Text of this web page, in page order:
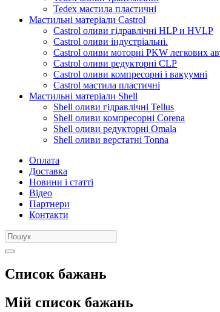
Tedex мастила пластичні
Мастильні матеріали Castrol
Castrol оливи гідравлічні HLP и HVLP
Castrol оливи індустріальні.
Castrol оливи моторні PKW легкових
Castrol оливи редукторні CLP
Castrol оливи компресорні і вакуумні
Castrol мастила пластичні
Мастильні матеріали Shell
Shell оливи гідравлічні Tellus
Shell оливи компресорні Corena
Shell оливи редукторні Omala
Shell оливи верстатні Tonna
Оплата
Доставка
Новини і статті
Відео
Партнери
Контакти
Список бажань
Мій список бажань